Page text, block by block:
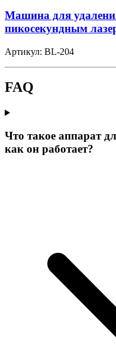
Машина для
пикосекундным
Артикул: BL-204
FAQ
Что такое аппарат
как он работает?